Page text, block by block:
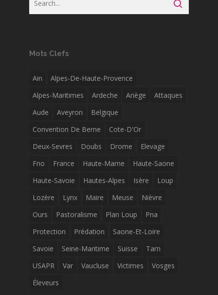
Mots Clefs
Ain
Alpes-De-Haute-Provence
Alpes-Maritimes
Ardeche Ariège
Attaques
Aude
Aveyron
Belgique
Convention De Berne
Cote-D'Or
Deux-Sevres
Doubs Drome
Elevage
Fno
France Haute-Marne
Haute-Saone
Haute-Savoie
Hautes-Alpes Isère
Loup
Lozère
Lynx Maire Meuse
Nièvre
Ours
Pastoralisme Plan Loup
Pna
Protection
Prédation
Saone-Et-Loire
Savoie
Seine-Maritime Suisse
Tarn
USAPR
Var Vaucluse Victimes
Vosges
Éleveurs